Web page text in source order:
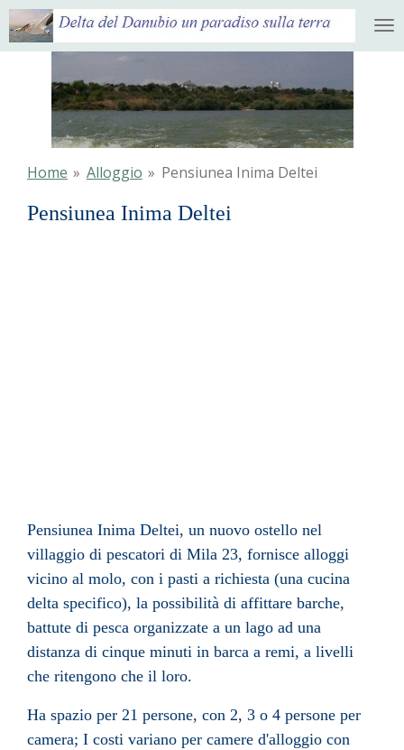
direct
hoofdinhoud
Home » Alloggio » Pensiunea Inima Deltei
Pensiunea Inima Deltei
Pensiunea Inima Deltei, un nuovo ostello nel
villaggio di pescatori di Mila 23, fornisce alloggi
vicino al molo, con i pasti a richiesta (una cucina
delta specifico), la possibilità di affittare barche,
battute di pesca organizzate a un lago ad una
distanza di cinque minuti in barca a remi, a livelli
che ritengono che il loro.
Ha spazio per 21 persone, con 2, 3 o 4 persone per
camera; I costi variano per camere d'alloggio con